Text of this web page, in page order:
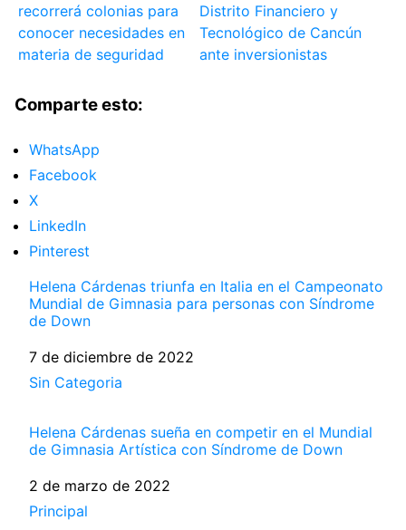
recorrerá colonias para
conocer necesidades en
materia de seguridad
Distrito Financiero y
Tecnológico de Cancún
ante inversionistas
Comparte esto:
WhatsApp
Facebook
X
LinkedIn
Pinterest
Helena Cárdenas triunfa en Italia en el Campeonato
Mundial de Gimnasia para personas con Síndrome
de Down
Fecha
7 de diciembre de 2022
Respecto a
Sin Categoria
Helena Cárdenas sueña en competir en el Mundial
de Gimnasia Artística con Síndrome de Down
Fecha
2 de marzo de 2022
Respecto a
Principal